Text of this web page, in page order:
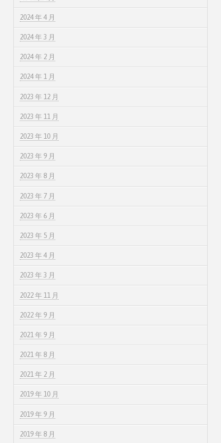
2024 年 4 月
2024 年 3 月
2024 年 2 月
2024 年 1 月
2023 年 12 月
2023 年 11 月
2023 年 10 月
2023 年 9 月
2023 年 8 月
2023 年 7 月
2023 年 6 月
2023 年 5 月
2023 年 4 月
2023 年 3 月
2022 年 11 月
2022 年 9 月
2021 年 9 月
2021 年 8 月
2021 年 2 月
2019 年 10 月
2019 年 9 月
2019 年 8 月